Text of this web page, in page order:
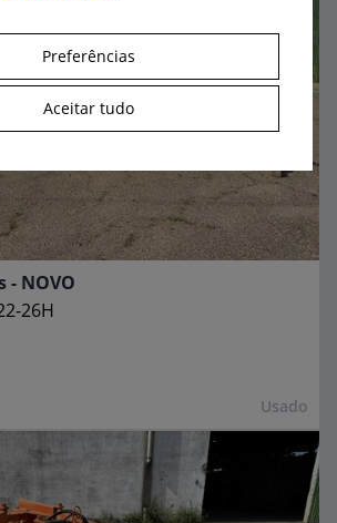
Usado
- NOVO
26H
Preferências
Aceitar tudo